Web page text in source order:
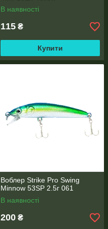
В наявності
115 ₴
Купити
Воблер Strike Pro Swing
Minnow 53SP 2.5г 061
В наявності
200 ₴